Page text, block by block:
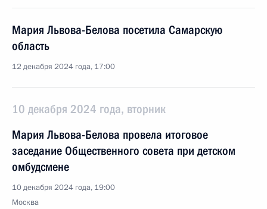
Мария Львова-Белова посетила Самарскую
область
12 декабря 2024 года, 17:00
10 декабря 2024 года, вторник
Мария Львова-Белова провела итоговое
заседание Общественного совета при детском
омбудсмене
10 декабря 2024 года, 19:00
Москва